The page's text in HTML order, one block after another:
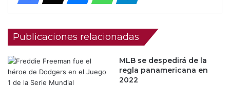
Publicaciones relacionadas
MLB se despedirá de la
regla panamericana en
2022